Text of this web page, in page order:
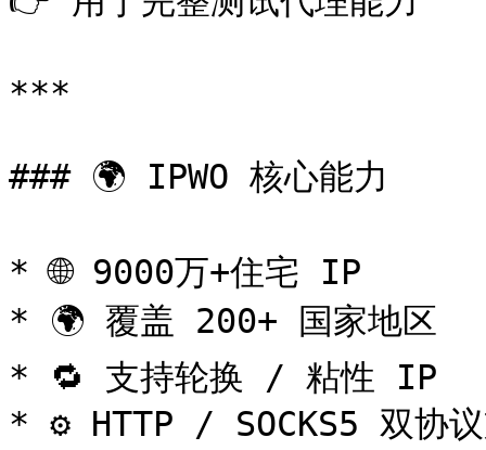
***
### 🌍 IPWO 核心能力
* 🌐 9000万+住宅 IP
* 🌍 覆盖 200+ 国家地区
* 🔁 支持轮换 / 粘性 IP
* ⚙️ HTTP / SOCKS5 双协议